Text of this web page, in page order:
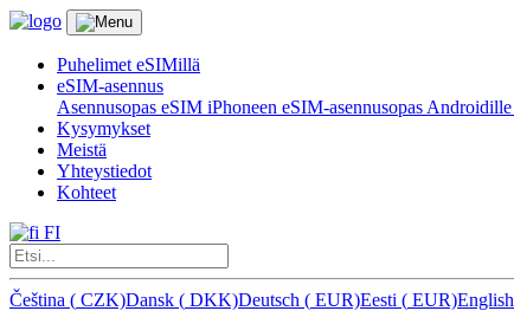
Puhelimet eSIMillä
eSIM-asennus
Asennusopas eSIM iPhoneen eSIM-asennusopas Androidille
Kysymykset
Meistä
Yhteystiedot
Kohteet
FI
Čeština ( CZK)Dansk ( DKK)Deutsch ( EUR)Eesti ( EUR)English